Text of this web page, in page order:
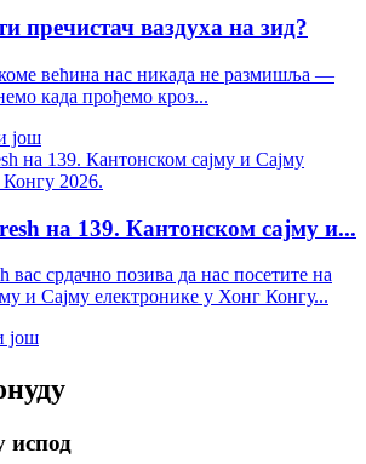
пречистач ваздуха на зид?
већина нас никада не размишља —
када прођемо кроз...
још
на 139. Кантонском сајму и...
вас срдачно позива да нас посетите на
и Сајму електронике у Хонг Конгу...
још
испод